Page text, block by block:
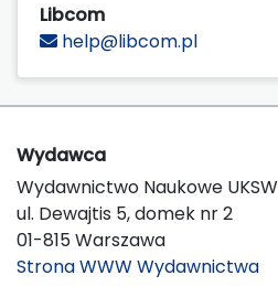
Libcom
help@libcom.pl
Wydawca
Wydawnictwo Naukowe UKSW
ul. Dewajtis 5, domek nr 2
01-815 Warszawa
Strona WWW Wydawnictwa